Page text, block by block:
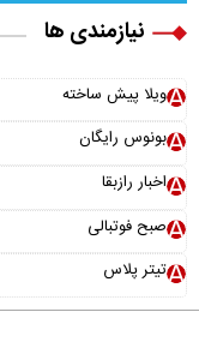
نیازمندی ها
ویلا پیش ساخته
بونوس رایگان
اخبار رازبقا
صبح فوتبالی
تیتر پلاس